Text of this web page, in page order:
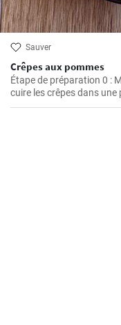
Sauver
Crêpes aux pommes
Étape de préparation 0 :
cuire les crêpes dans une